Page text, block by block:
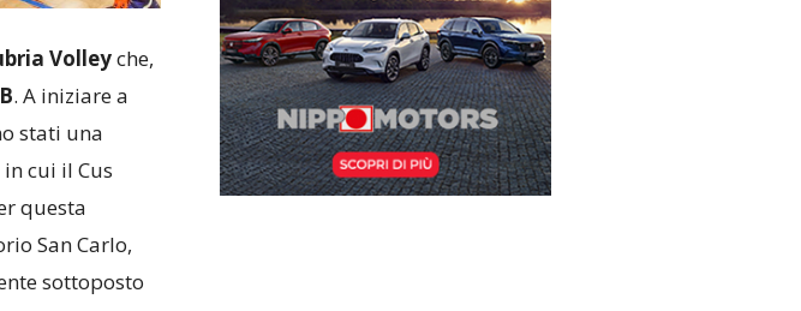
Volleyche,
. A iniziare a
stati una
cui il Cus
questa
San Carlo,
sottoposto